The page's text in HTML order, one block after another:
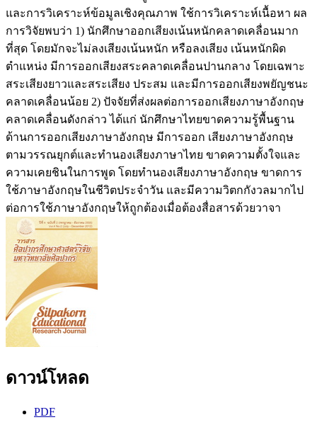
และการวิเคราะห์ข้อมูลเชิงคุณภาพ ใช้การวิเคราะห์เนื้อหา ผล
การวิจัยพบว่า 1) นักศึกษาออกเสียงเน้นหนักคลาดเคลื่อนมาก
ที่สุด โดยมักจะไม่ลงเสียงเน้นหนัก หรือลงเสียง เน้นหนักผิด
ตำแหน่ง มีการออกเสียงสระคลาดเคลื่อนปานกลาง โดยเฉพาะ
สระเสียงยาวและสระเสียง ประสม และมีการออกเสียงพยัญชนะ
คลาดเคลื่อนน้อย 2) ปัจจัยที่ส่งผลต่อการออกเสียงภาษาอังกฤษ
คลาดเคลื่อนดังกล่าว ได้แก่ นักศึกษาไทยขาดความรู้พื้นฐาน
ด้านการออกเสียงภาษาอังกฤษ มีการออก เสียงภาษาอังกฤษ
ตามวรรณยุกต์และทำนองเสียงภาษาไทย ขาดความตั้งใจและ
ความเคยชินในการพูด โดยทำนองเสียงภาษาอังกฤษ ขาดการ
ใช้ภาษาอังกฤษในชีวิตประจำวัน และมีความวิตกกังวลมากไป
ต่อการใช้ภาษาอังกฤษให้ถูกต้องเมื่อต้องสื่อสารด้วยวาจา
ดาวน์โหลด
PDF